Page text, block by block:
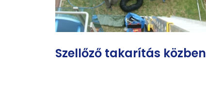
Szellőző takarítás közben